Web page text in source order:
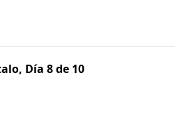
de habitación”.
Día 8 de 10